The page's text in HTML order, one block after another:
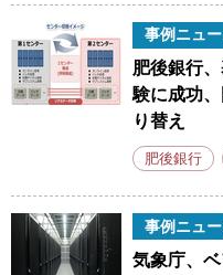
事例ニュ
肥後銀行
験に成功
り替え
肥後銀行
事例ニュ
気象庁、